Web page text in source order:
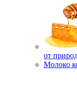
от
Молоко